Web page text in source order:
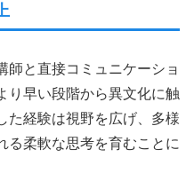
師と直接コミュニケーショ
り早い段階から異文化に触
た経験は視野を広げ、多様
る柔軟な思考を育むことに